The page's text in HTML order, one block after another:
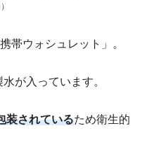
帯ウォシュレット」。
が入っています。
装されているため衛生的